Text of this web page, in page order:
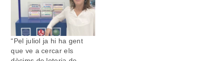
d'un mateix torneig, va
tenir un inici de competició
dubitatiu, en…
“Pel juliol ja hi ha gent
que ve a cercar els